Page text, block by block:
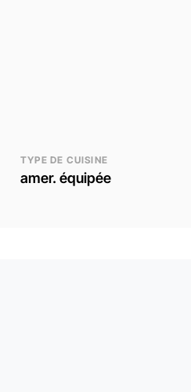
TYPE DE CUISINE
amer. équipée